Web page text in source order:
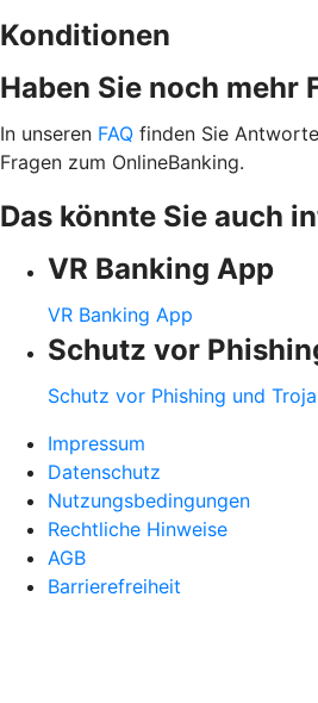
Konditionen
Haben Sie noch mehr
In unseren FAQ finden Sie
Fragen zum OnlineBanking.
Das könnte Sie auch
VR Banking App
VR Banking App
Schutz vor
Schutz vor Phishing und
Impressum
Datenschutz
Nutzungsbedingungen
Rechtliche Hinweise
AGB
Barrierefreiheit